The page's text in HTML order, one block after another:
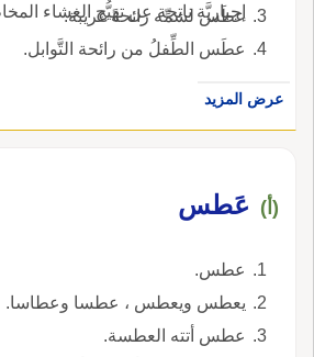
إجباريَّة ناتجة عن تهيُّج الغشاء
عطَس لشمِّه رائحةً غريبة.
عطَس الطِّفلُ من رائحة التَّوابل.
عرض المزيد
(أ) عَطس
عطس.
يعطس ويعطس ، عطسا وعطاسا.
عطس أتته العطسة.